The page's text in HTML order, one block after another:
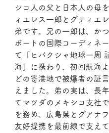
シコ人の父と日本人の母
ィエレス一郎とグティエ
弟です。兄の一郎は、か
ボートの国際コーディネ
て「ヒバクシャ地球一周
海」に携わり、初回航海
どの寄港地で被爆者の証
えました。弟の実は、長
てマツダのメキシコ支社
を務め、広島県とグアナ
友好提携を最前線で支え